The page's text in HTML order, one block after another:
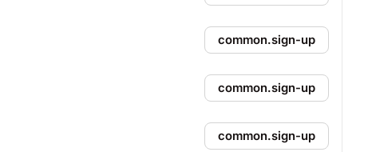
common.sign-up
common.sign-up
common.sign-up